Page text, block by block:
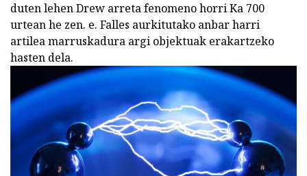
duten lehen Drew arreta fenomeno horri Ka 700
urtean he zen. e. Falles aurkitutako anbar harri
artilea marruskadura argi objektuak erakartzeko
hasten dela.